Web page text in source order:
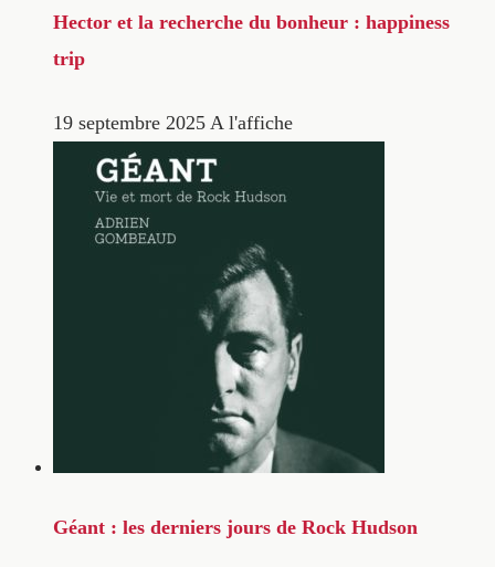
Hector et la recherche du bonheur : happiness
trip
19 septembre 2025 A l'affiche
Géant : les derniers jours de Rock Hudson